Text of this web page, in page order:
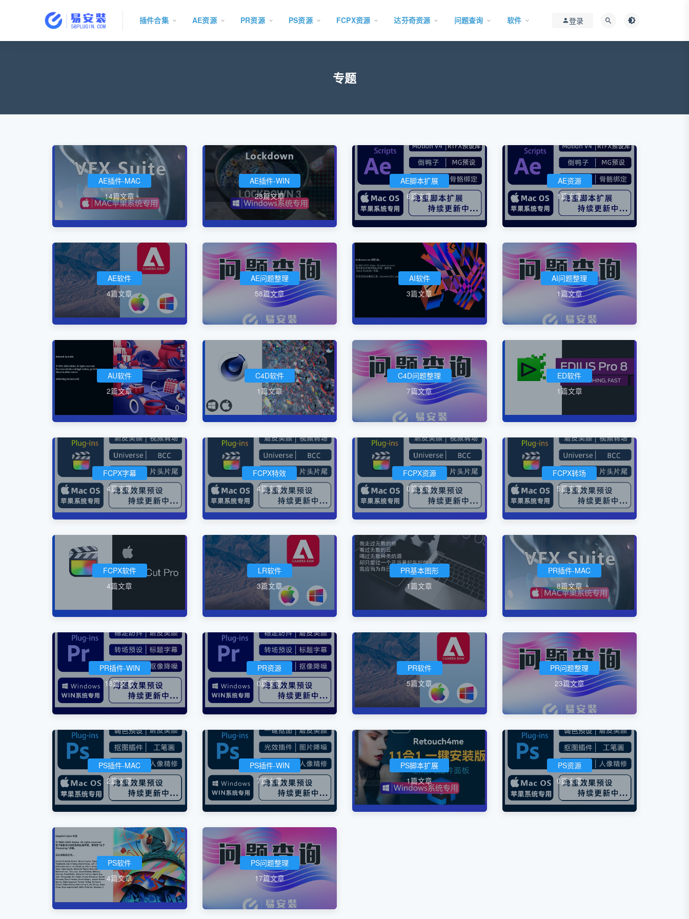
插件合集 AE资源 PR资源 PS资源 FCPX资源 达芬奇资源 问题查询 软件 登录
专题
AE插件-MAC
14篇文章
AE插件-WIN
28篇文章
AE脚本扩展
6篇文章
AE资源
1篇文章
AE软件
4篇文章
AE问题整理
58篇文章
AI软件
3篇文章
AI问题整理
1篇文章
AU软件
2篇文章
C4D软件
1篇文章
C4D问题整理
7篇文章
ED软件
1篇文章
FCPX字幕
4篇文章
FCPX特效
4篇文章
FCPX资源
0篇文章
FCPX转场
5篇文章
FCPX软件
4篇文章
LR软件
3篇文章
PR基本图形
1篇文章
PR插件-MAC
8篇文章
PR插件-WIN
18篇文章
PR资源
0篇文章
PR软件
5篇文章
PR问题整理
23篇文章
PS插件-MAC
2篇文章
PS插件-WIN
7篇文章
PS脚本扩展
1篇文章
PS资源
0篇文章
PS软件
4篇文章
PS问题整理
17篇文章